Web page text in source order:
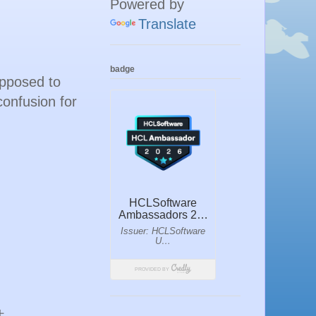
to
for
Powered by
Translate
badge